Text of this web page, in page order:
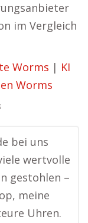
im Vergleich
Worms | KI
Worms
bei uns
wertvolle
gestohlen –
meine
Uhren.